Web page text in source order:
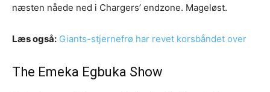
næsten nåede ned i Chargers’ endzone. Mageløst.
Læs også: Giants-stjernefrø har revet korsbåndet over
The Emeka Egbuka Show